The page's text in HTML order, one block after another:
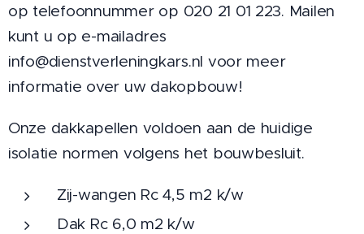
op telefoonnummer op 020 21 01 223. Mailen
kunt u op e-mailadres
info@dienstverleningkars.nl voor meer
informatie over uw dakopbouw!
Onze dakkapellen voldoen aan de huidige
isolatie normen volgens het bouwbesluit.
Zij-wangen Rc 4,5 m2 k/w
Dak Rc 6,0 m2 k/w